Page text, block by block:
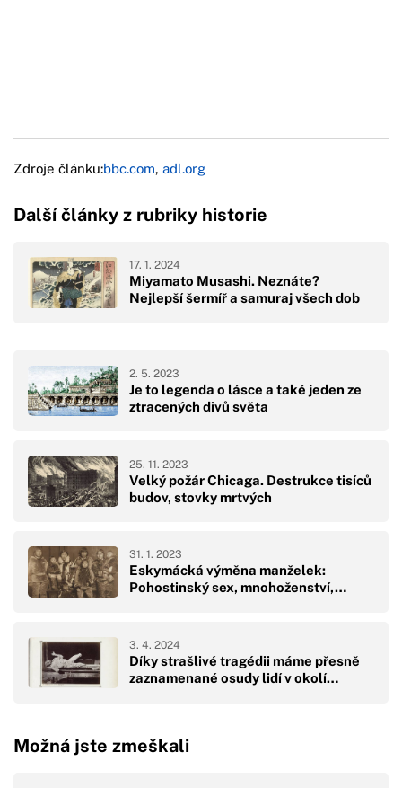
Zdroje článku:bbc.com, adl.org
Další články z rubriky historie
Miyamato Musashi. Neznáte?
Nejlepší šermíř a samuraj všech dob
17. 1. 2024
Je to legenda o lásce a také jeden ze
ztracených divů světa
2. 5. 2023
Velký požár Chicaga. Destrukce tisíců
budov, stovky mrtvých
25. 11. 2023
Eskymácká výměna manželek:
Pohostinský sex, mnohoženství,…
31. 1. 2023
Díky strašlivé tragédii máme přesně
zaznamenané osudy lidí v okolí…
3. 4. 2024
Možná jste zmeškali